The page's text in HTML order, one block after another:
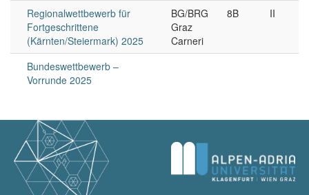
Regionalwettbewerb für
Fortgeschrittene
(Kärnten/Steiermark) 2025
BG/BRG
Graz
Carneri
8B II
Bundeswettbewerb –
Vorrunde 2025